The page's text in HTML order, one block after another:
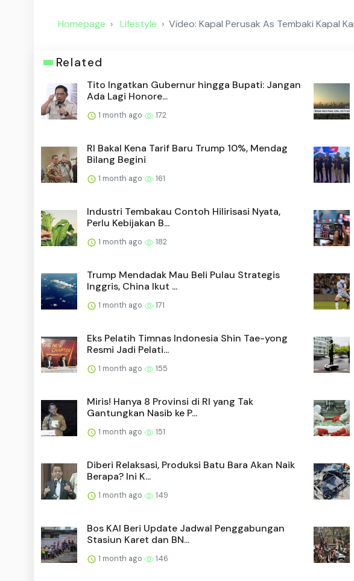
Homepage Lifestyle Video: Kapal Perusak As Tembaki Kapal
Related
Tito Ingatkan Gubernur hingga Bupati: Jangan
Ada Lagi Honore...
1 month ago 172
RI Bakal Kena Tarif Baru Trump 10%, Mendag
Bilang Begini
1 month ago 161
Industri Tembakau Contoh Hilirisasi Nyata,
Perlu Kebijakan B...
1 month ago 182
Trump Mendadak Mau Beli Pulau Strategis
Inggris, China Ikut ...
1 month ago 171
Eks Pelatih Timnas Indonesia Shin Tae-yong
Resmi Jadi Pelati...
1 month ago 155
Miris! Hanya 8 Provinsi di RI yang Tak
Gantungkan Nasib ke P...
1 month ago 151
Diberi Relaksasi, Produksi Batu Bara Akan Naik
Berapa? Ini K...
1 month ago 149
Bos KAI Beri Update Jadwal Penggabungan
Stasiun Karet dan BN...
1 month ago 146